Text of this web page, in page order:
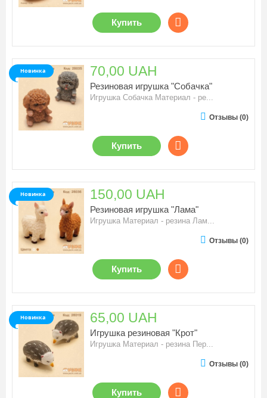
Купить
70,00 UAH
Резиновая игрушка "Собачка"
Игрушка Собачка Материал - ре...
Отзывы (0)
Купить
Новинка
150,00 UAH
Резиновая игрушка "Лама"
Игрушка Материал - резина Лам...
Отзывы (0)
Купить
Новинка
65,00 UAH
Игрушка резиновая "Крот"
Игрушка Материал - резина Пер...
Отзывы (0)
Купить
Новинка